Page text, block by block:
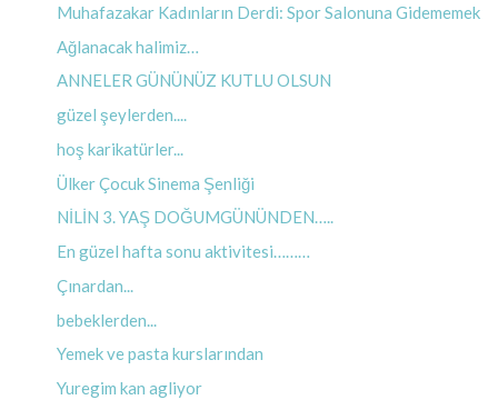
Muhafazakar Kadınların Derdi: Spor Salonuna Gidememek
Ağlanacak halimiz…
ANNELER GÜNÜNÜZ KUTLU OLSUN
güzel şeylerden....
hoş karikatürler...
Ülker Çocuk Sinema Şenliği
NİLİN 3. YAŞ DOĞUMGÜNÜNDEN…..
En güzel hafta sonu aktivitesi………
Çınardan...
bebeklerden...
Yemek ve pasta kurslarından
Yuregim kan agliyor